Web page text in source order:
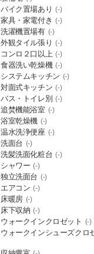
バイク置場あり (-)
家具・家電付き (-)
洗濯機置場有 (-)
外観タイル張り (-)
コンロ２口以上 (-)
食器洗い乾燥機 (-)
システムキッチン (-)
対面式キッチン (-)
バス・トイレ別 (-)
追焚機能浴室 (-)
浴室乾燥機 (-)
温水洗浄便座 (-)
洗面台 (-)
洗髪洗面化粧台 (-)
シャワー (-)
独立洗面台 (-)
エアコン (-)
床暖房 (-)
床下収納 (-)
ウォークインクロゼット (-)
ウォークインシューズクロ